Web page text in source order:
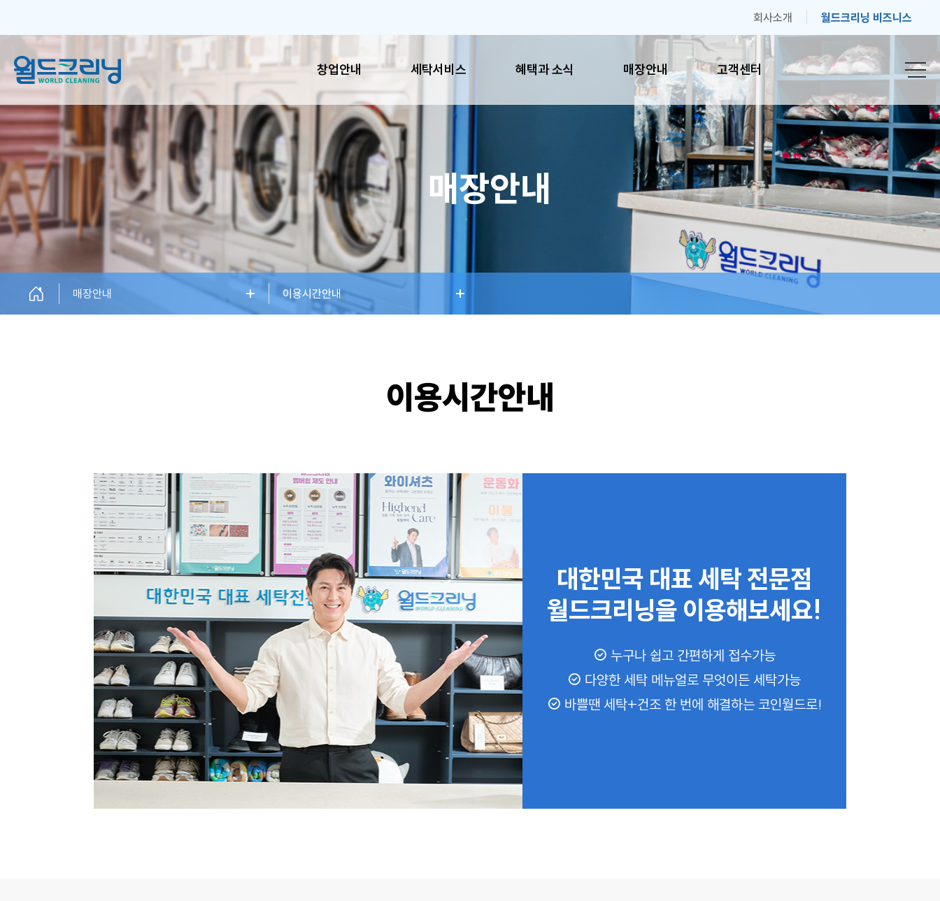
회사소개 월드크리닝 비즈니스
창업안내 세탁서비스 혜택과 소식 매장안내 고객센터
창업안내
창업소개
창업설명회
세탁서비스
일반 크리닝
플러스 크리닝
하이엔드케어
혜택과 소식
공지사항
이벤트
SNS
매장안내
이용시간안내
매장찾기
고객센터
자주하는 질문
고객의 소리
매장안내
매장안내 이용시간안내
이용시간안내
대한민국 대표 세탁 전문점
월드크리닝을 이용해보세요!
누구나 쉽고 간편하게 접수가능
다양한 세탁 메뉴얼로 무엇이든 세탁가능
바쁠땐 세탁+건조 한 번에 해결하는 코인월드로!